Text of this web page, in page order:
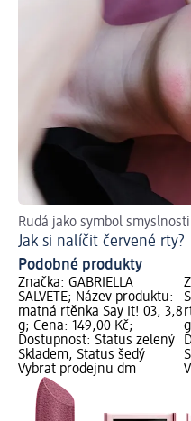
Rudá jako symbol smyslnosti
Jak si nalíčit červené rty?
Podobné produkty
Značka: GABRIELLA
SALVETE; Název produktu:
matná rtěnka Say It! 03, 3,8
g; Cena: 149,00 Kč;
Dostupnost: Status zelený
Skladem, Status šedý
Vybrat prodejnu dm